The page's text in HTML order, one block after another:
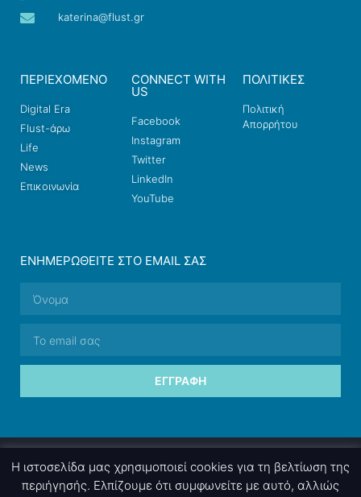
katerina@flust.gr
ΠΕΡΙΕΧΟΜΕΝΟ
Digital Era
Flust-άρω
Life
News
Επικοινωνία
CONNECT WITH
US
Facebook
Instagram
Twitter
LinkedIn
YouTube
ΠΟΛΙΤΙΚΕΣ
Πολιτική
Απορρήτου
ΕΝΗΜΕΡΩΘΕΊΤΕ ΣΤΟ EMAIL ΣΑΣ
ΕΓΓΡΑΦΉ
Η ιστοσελίδα μας χρησιμοποιεί cookies για τη βελτίωση της
περιήγησής. Ελπίζουμε ότι συμφωνείτε με αυτό, αλλιώς